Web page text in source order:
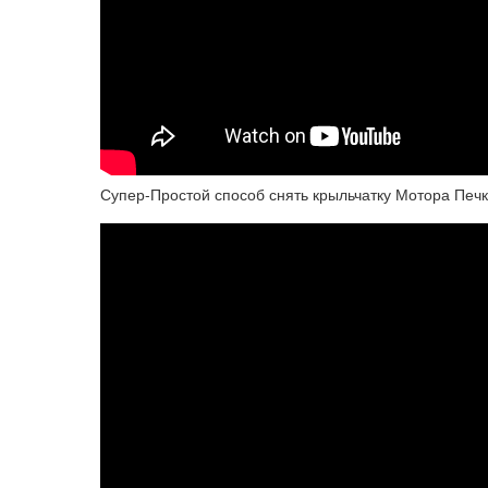
Супер-Простой способ снять крыльчатку Мотора